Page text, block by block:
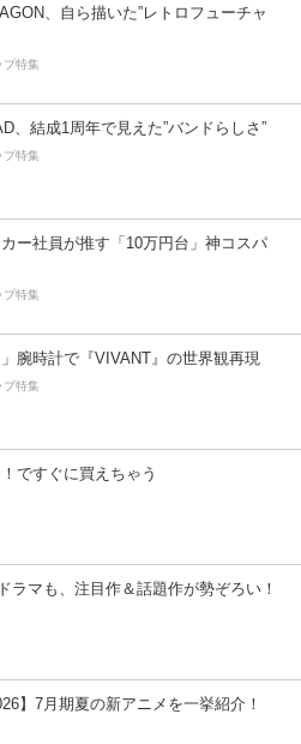
、自ら描いた”レトロフューチャ
プ特集
、結成1周年で見えた”バンドらしさ”
プ特集
カー社員が推す「10万円台」神コスパ
プ特集
」腕時計で『VIVANT』の世界観再現
プ特集
ですぐに買えちゃう
ラマも、注目作＆話題作が勢ぞろい！
】7月期夏の新アニメを一挙紹介！